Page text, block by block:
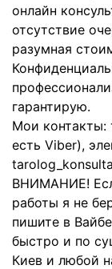
онлайн
отсутствие
разумная
гарантирую.
Мои контакты:
есть Viber),
ВНИМАНИЕ!
работы я не
пишите в
быстро и по
Киев и любой